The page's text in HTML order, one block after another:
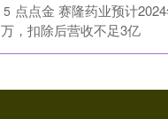
5 点点金 赛隆药业预计
万，扣除后营收不足3亿